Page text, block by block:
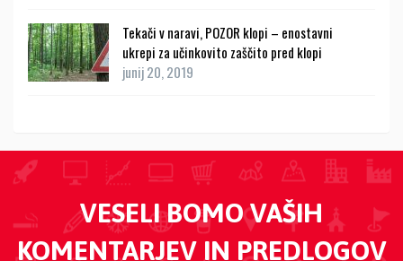
Tekači v naravi, POZOR klopi – enostavni
ukrepi za učinkovito zaščito pred klopi
junij 20, 2019
VESELI BOMO VAŠIH
KOMENTARJEV IN PREDLOGOV